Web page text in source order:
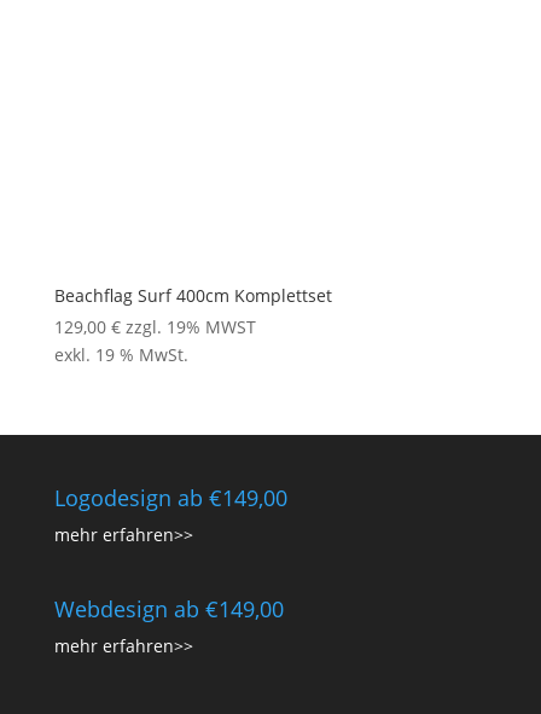
Beachflag Surf 400cm Komplettset
129,00 € zzgl. 19% MWST
exkl. 19 % MwSt.
Logodesign ab €149,00
mehr erfahren>>
Webdesign ab €149,00
mehr erfahren>>